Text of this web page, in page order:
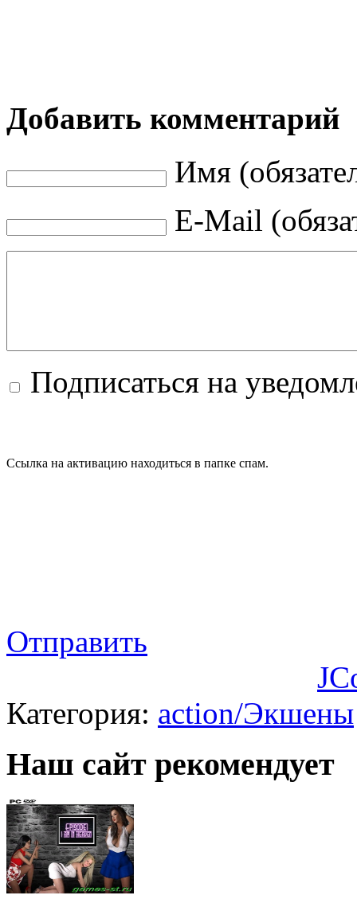
Добавить комментарий
Имя
E-Mail
Подписаться на
Ссылка на активацию находиться в папке спам.
Отправить
Категория: action/Экшены
Наш сайт рекомендует